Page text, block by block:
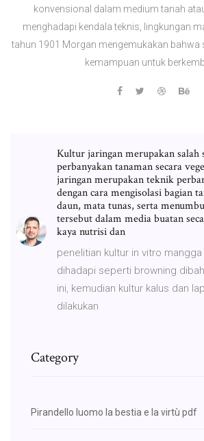
konvensional dalam medium tanah
menghadapi kendala teknis, lingkungan
tahun 1901 Morgan mengemukakan bahwa
kemampuan untuk
Kultur jaringan merupakan salah
perbanyakan tanaman secara
jaringan merupakan teknik
dengan cara mengisolasi bagian
daun, mata tunas, serta
tersebut dalam media buatan
kaya nutrisi dan
penelitian kultur in vitro
dihadapi seperti browning
ini, kemudian kultur kalus dan
dilakukan
Category
Pirandello luomo la bestia e la virtù pdf